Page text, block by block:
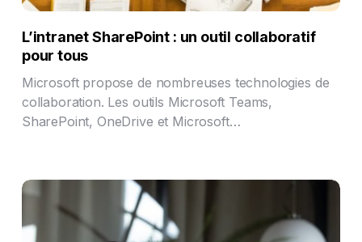
L’intranet SharePoint : un outil collaboratif
pour tous
Microsoft propose de nombreuses technologies de
collaboration. Les outils Microsoft Teams,
SharePoint, OneDrive et Microsoft…